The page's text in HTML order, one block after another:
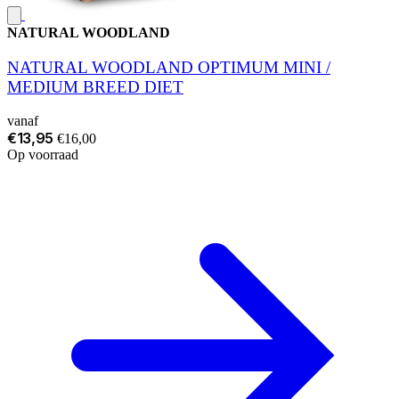
NATURAL WOODLAND
NATURAL WOODLAND OPTIMUM MINI /
MEDIUM BREED DIET
vanaf
€13,95 €16,00
Op voorraad